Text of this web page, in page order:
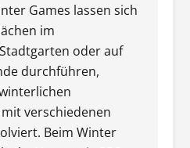
Games lassen sich
im
oder auf
durchführen,
verschiedenen
Beim Winter